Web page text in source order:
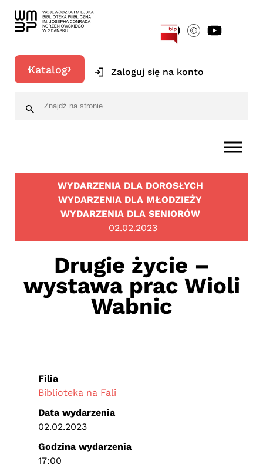
Katalog Zaloguj się na konto
WYDARZENIA DLA DOROSŁYCH
WYDARZENIA DLA MŁODZIEŻY
WYDARZENIA DLA SENIORÓW
02.02.2023
Drugie życie –
wystawa prac Wioli
Wabnic
Filia
Biblioteka na Fali
Data wydarzenia
02.02.2023
Godzina wydarzenia
17:00